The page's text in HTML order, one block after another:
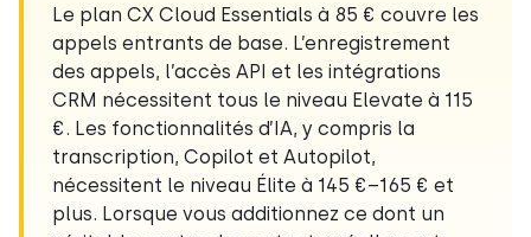
Le plan CX Cloud Essentials à 85 € couvre les
appels entrants de base. L’enregistrement
des appels, l’accès API et les intégrations
CRM nécessitent tous le niveau Elevate à 115
€. Les fonctionnalités d’IA, y compris la
transcription, Copilot et Autopilot,
nécessitent le niveau Élite à 145 €–165 € et
plus. Lorsque vous additionnez ce dont un